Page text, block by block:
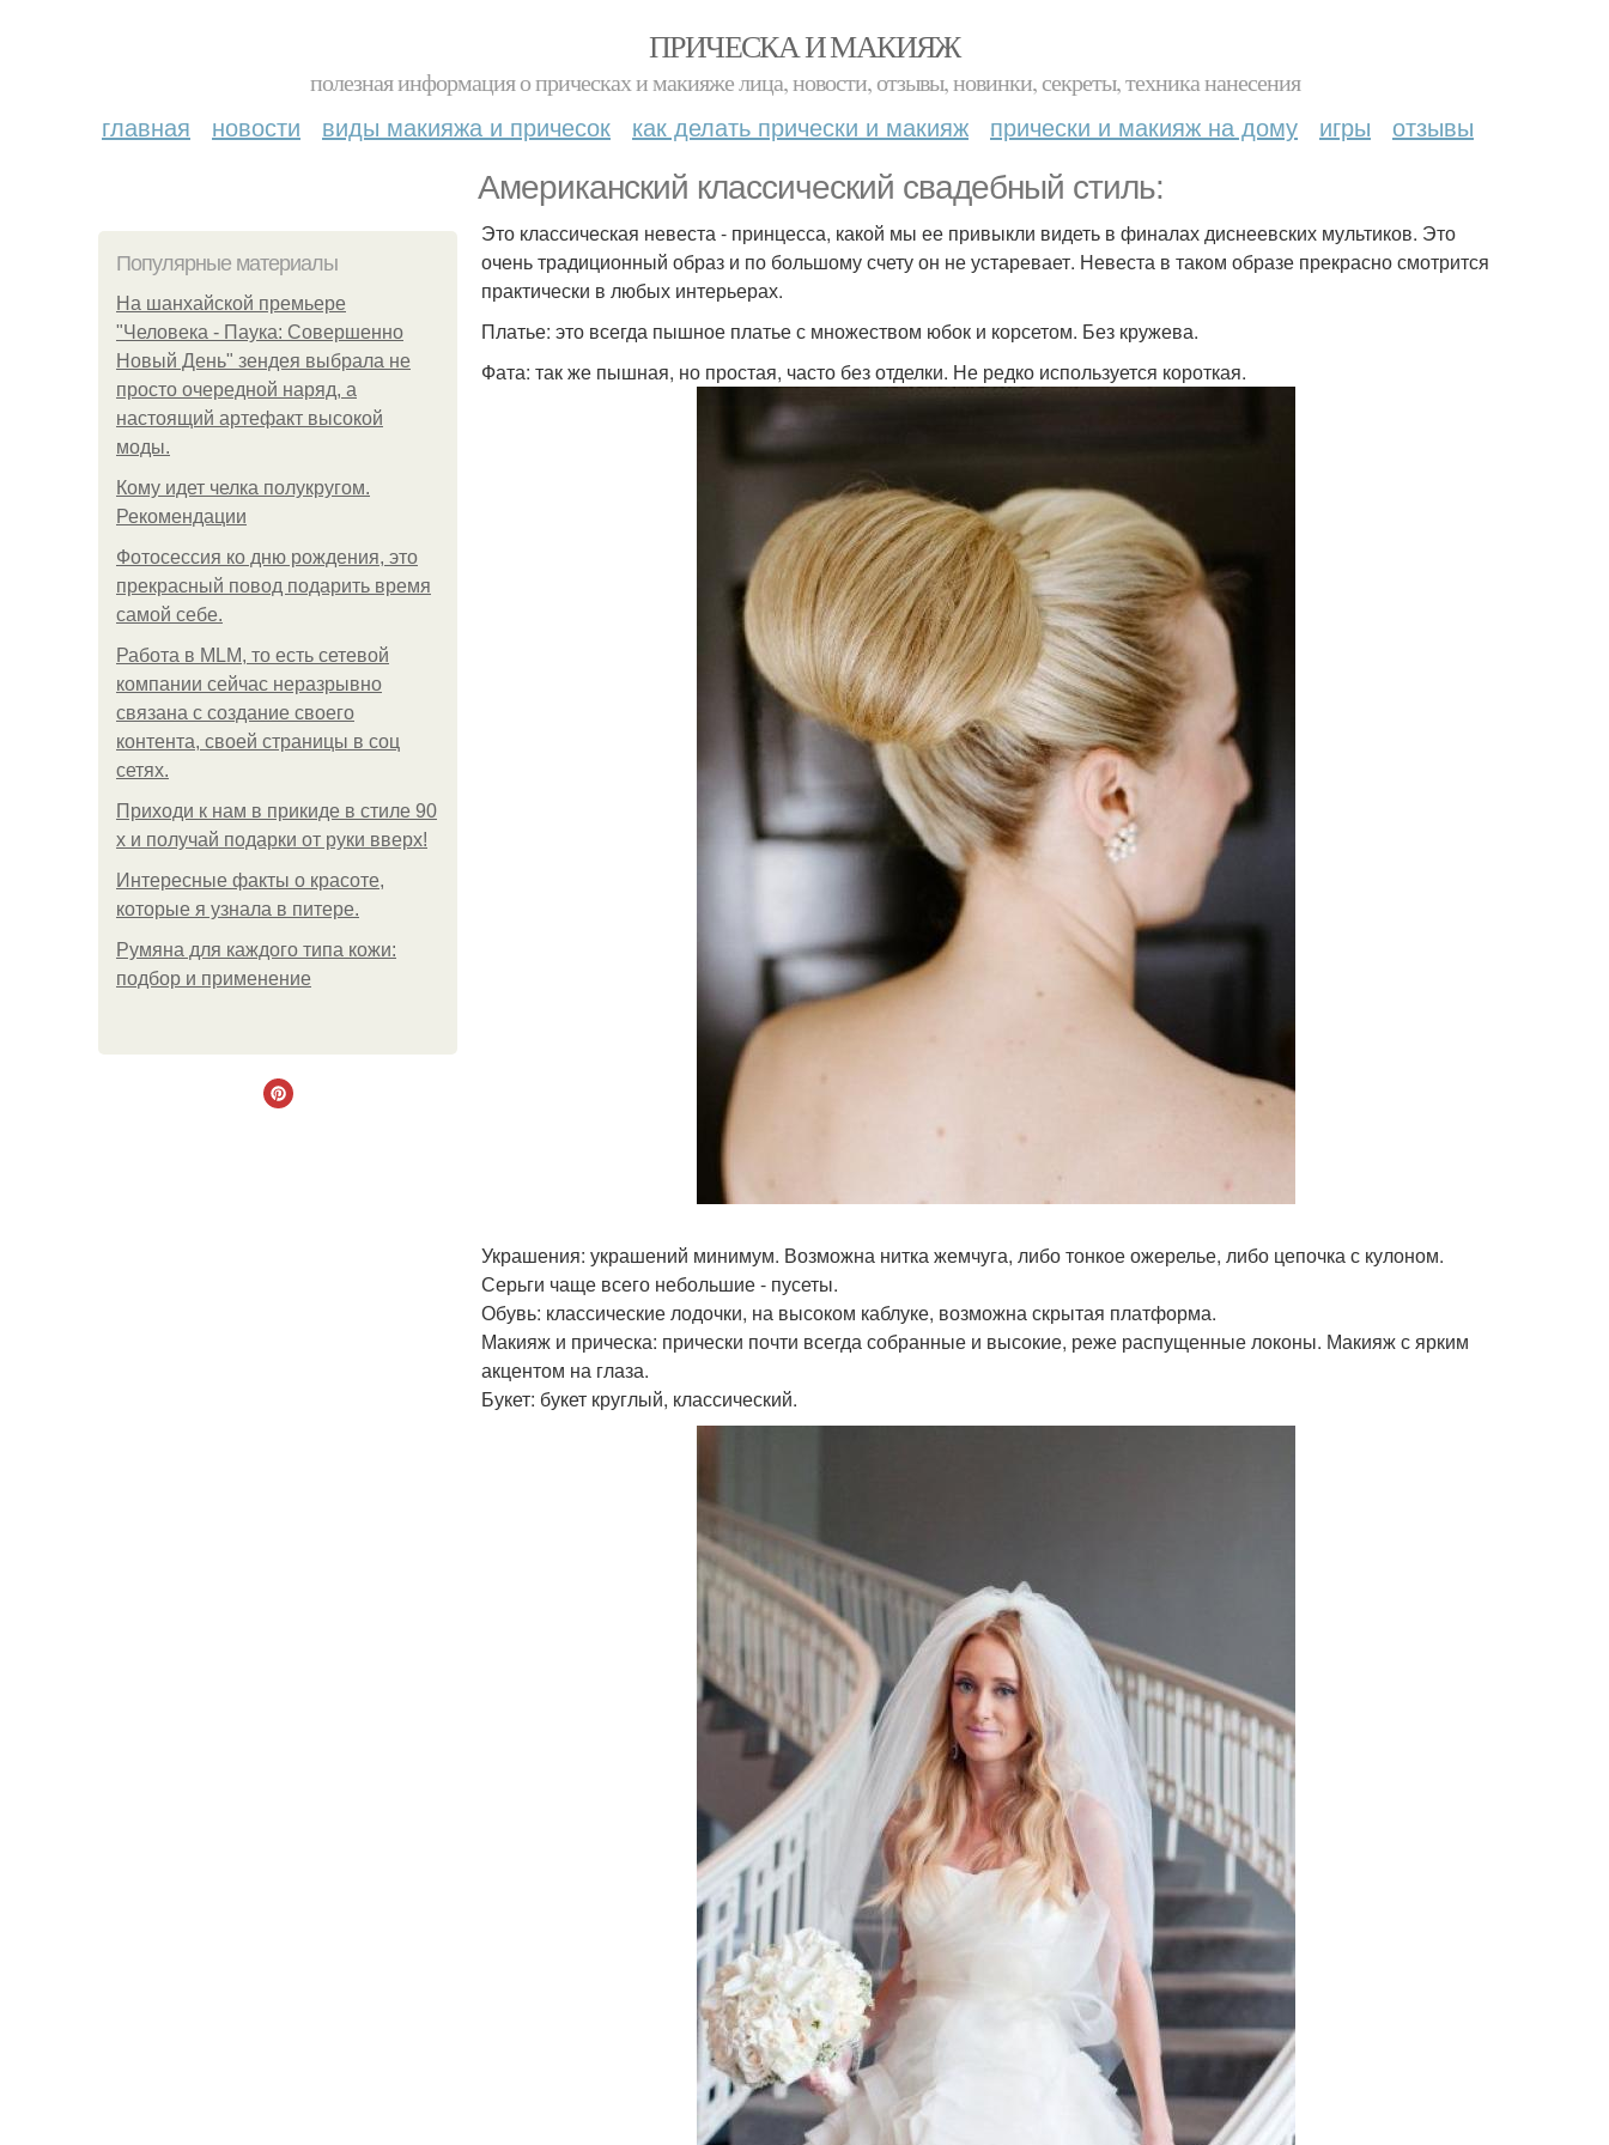
ПРИЧЕСКА И МАКИЯЖ
полезная информация о прическах и макияже лица, новости, отзывы, новинки, секреты, техника нанесения
главная новости виды макияжа и причесок как делать прически и макияж прически и макияж на дому игры отзывы
Американский классический свадебный стиль:
Популярные материалы
На шанхайской премьере
"Человека - Паука: Совершенно
Новый День" зендея выбрала не
просто очередной наряд, а
настоящий артефакт высокой
моды.
Кому идет челка полукругом.
Рекомендации
Фотосессия ко дню рождения, это
прекрасный повод подарить время
самой себе.
Работа в MLM, то есть сетевой
компании сейчас неразрывно
связана с создание своего
контента, своей страницы в соц
сетях.
Приходи к нам в прикиде в стиле 90
х и получай подарки от руки вверх!
Интересные факты о красоте,
которые я узнала в питере.
Румяна для каждого типа кожи:
подбор и применение
Это классическая невеста - принцесса, какой мы ее привыкли видеть в финалах диснеевских мультиков. Это
очень традиционный образ и по большому счету он не устаревает. Невеста в таком образе прекрасно смотрится
практически в любых интерьерах.
Платье: это всегда пышное платье с множеством юбок и корсетом. Без кружева.
Фата: так же пышная, но простая, часто без отделки. Не редко используется короткая.
Украшения: украшений минимум. Возможна нитка жемчуга, либо тонкое ожерелье, либо цепочка с кулоном.
Серьги чаще всего небольшие - пусеты.
Обувь: классические лодочки, на высоком каблуке, возможна скрытая платформа.
Макияж и прическа: прически почти всегда собранные и высокие, реже распущенные локоны. Макияж с ярким
акцентом на глаза.
Букет: букет круглый, классический.